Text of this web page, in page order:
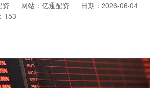
资 网站：亿通配资
日期：2026-06-04
153